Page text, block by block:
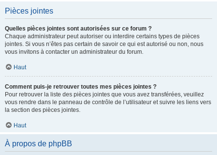
Pièces jointes
Quelles pièces jointes sont autorisées sur ce forum ?
Chaque administrateur peut autoriser ou interdire certains types de pièces
jointes. Si vous n’êtes pas certain de savoir ce qui est autorisé ou non, nous
vous invitons à contacter un administrateur du forum.
Haut
Comment puis-je retrouver toutes mes pièces jointes ?
Pour retrouver la liste des pièces jointes que vous avez transférées, veuillez
vous rendre dans le panneau de contrôle de l’utilisateur et suivre les liens vers
la section des pièces jointes.
Haut
À propos de phpBB